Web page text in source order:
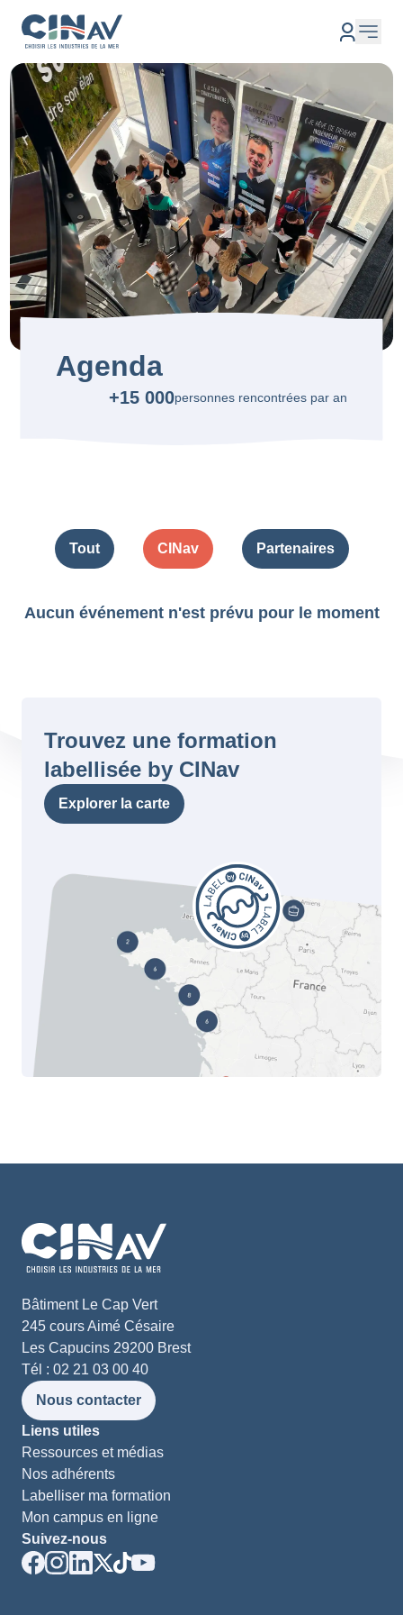
Agenda
+15 000personnes rencontrées par an
Tout CINav Partenaires
Aucun événement n'est prévu pour le moment
Trouvez une formation
labellisée by CINav
Explorer la carte
Bâtiment Le Cap Vert
245 cours Aimé Césaire
Les Capucins 29200 Brest
Tél : 02 21 03 00 40
Nous contacter
Liens utiles
Ressources et médias
Nos adhérents
Labelliser ma formation
Mon campus en ligne
Suivez-nous